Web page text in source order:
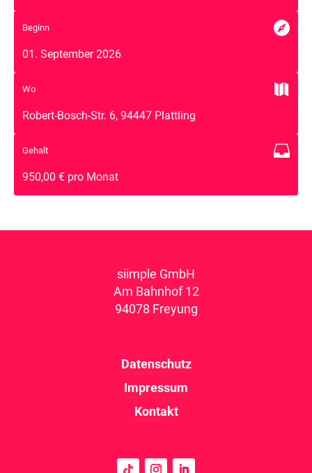
Beginn 
01. September 2026
Wo 
Robert-Bosch-Str. 6, 94447 Plattling
Gehalt 
950,00 € pro Monat
siimple GmbH
Am Bahnhof 12
94078 Freyung
Datenschutz
Impressum
Kontakt